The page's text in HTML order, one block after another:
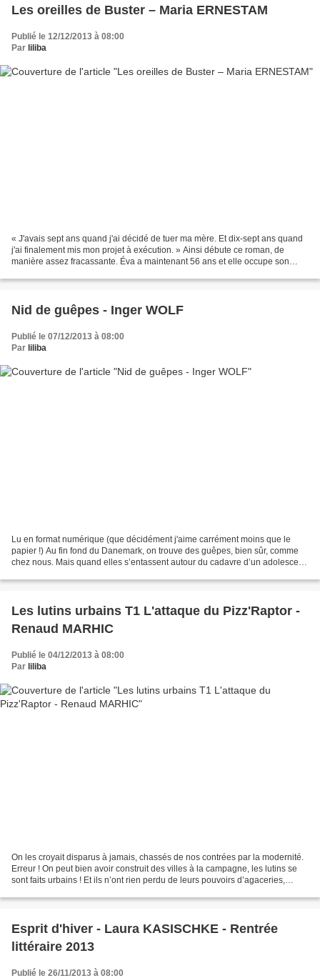
Les oreilles de Buster – Maria ERNESTAM
Publié le 12/12/2013 à 08:00
Par liliba
« J'avais sept ans quand j'ai décidé de tuer ma mère. Et dix-sept ans quand
j'ai finalement mis mon projet à exécution. » Ainsi débute ce roman, de
manière assez fracassante. Éva a maintenant 56 ans et elle occupe son
Nid de guêpes - Inger WOLF
Publié le 07/12/2013 à 08:00
Par liliba
Lu en format numérique (que décidément j'aime carrément moins que le
papier !) Au fin fond du Danemark, on trouve des guêpes, bien sûr, comme
chez nous. Mais quand elles s’entassent autour du cadavre d’un adolescent,
Les lutins urbains T1 L'attaque du Pizz'Raptor -
Renaud MARHIC
Publié le 04/12/2013 à 08:00
Par liliba
On les croyait disparus à jamais, chassés de nos contrées par la modernité.
Erreur ! On peut bien avoir construit des villes à la campagne, les lutins se
sont faits urbains ! Et ils n’ont rien perdu de leurs pouvoirs d’agaceries,
Esprit d'hiver - Laura KASISCHKE - Rentrée
littéraire 2013
Publié le 26/11/2013 à 08:00